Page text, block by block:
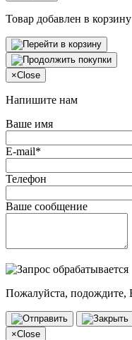
Товар добавлен в корзину
×Close
Напишите нам
Ваше имя
E-mail*
Телефон
Ваше сообщение
Пожалуйста, подождите,
×Close